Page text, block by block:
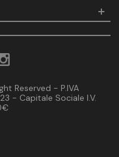
Reserved - P.IVA
- Capitale Sociale I.V.